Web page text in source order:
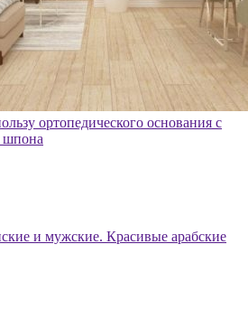
ортопедического основания с
шпона
и мужские. Красивые арабские